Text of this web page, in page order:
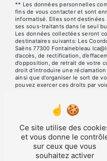
** Les données personnelles
fins de vous contacter et sont
informatisé. Elles sont destinées
ses sous-traitants dans le seul
Les données collectées seront
destinataires suivants: Les
Saëns 77300 Fontainebleau
d’accès, de rectification,
d’opposition, de retrait de votre
droit d’introduire une
ainsi que d’organiser le sort de
pouvez exercer ces droits par
Saëns 77300 Fontainebleau ou
lca@lcasps.fr. Un justificatif
Nous conservons vos données
contact puis pendant la durée
probatoires et de gestion des
vous inscrire sur la liste
disponible à cette adresse:
pour plus d’informations sur vos
Ce site utilise des
et vous donne le
sur ceux que vous
souhaitez activer